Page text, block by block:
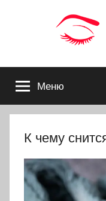
содержимому
снов
по
Миллера,
Меню
К чему